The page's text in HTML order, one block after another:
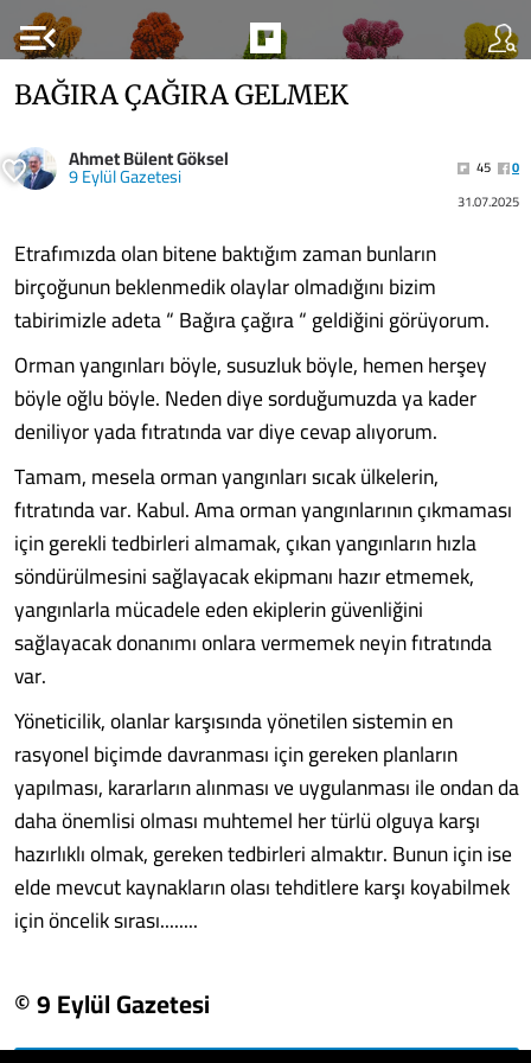
menu_open
BAĞIRA ÇAĞIRA GELMEK
Ahmet Bülent Göksel
9 Eylül Gazetesi 45
0
31.07.2025
Etrafımızda olan bitene baktığım zaman bunların
birçoğunun beklenmedik olaylar olmadığını bizim
tabirimizle adeta “ Bağıra çağıra “ geldiğini görüyorum.
Orman yangınları böyle, susuzluk böyle, hemen herşey
böyle oğlu böyle. Neden diye sorduğumuzda ya kader
deniliyor yada fıtratında var diye cevap alıyorum.
Tamam, mesela orman yangınları sıcak ülkelerin,
fıtratında var. Kabul. Ama orman yangınlarının çıkmaması
için gerekli tedbirleri almamak, çıkan yangınların hızla
söndürülmesini sağlayacak ekipmanı hazır etmemek,
yangınlarla mücadele eden ekiplerin güvenliğini
sağlayacak donanımı onlara vermemek neyin fıtratında
var.
Yöneticilik, olanlar karşısında yönetilen sistemin en
rasyonel biçimde davranması için gereken planların
yapılması, kararların alınması ve uygulanması ile ondan da
daha önemlisi olması muhtemel her türlü olguya karşı
hazırlıklı olmak, gereken tedbirleri almaktır. Bunun için ise
elde mevcut kaynakların olası tehditlere karşı koyabilmek
için öncelik sırası........
© 9 Eylül Gazetesi